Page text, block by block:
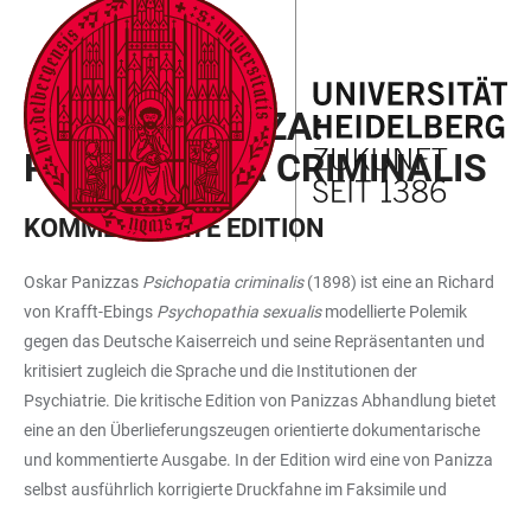
LINKS
ZUR
BARRIEREFREIHEIT
ZUM
HAUPTINHALT
HAUPTNAVIGATION
ÖFFNEN
WEBSEITENSUCHE
ÖFFNEN
OSKAR PANIZZA:
PSICHOPATIA CRIMINALIS
KOMMENTIERTE EDITION
Oskar Panizzas Psichopatia criminalis(1898) ist eine an Richard
von Krafft-Ebings Psychopathia sexualismodellierte Polemik
gegen das Deutsche Kaiserreich und seine Repräsentanten und
kritisiert zugleich die Sprache und die Institutionen der
Psychiatrie. Die kritische Edition von Panizzas Abhandlung bietet
eine an den Überlieferungszeugen orientierte dokumentarische
und kommentierte Ausgabe. In der Edition wird eine von Panizza
selbst ausführlich korrigierte Druckfahne im Faksimile und